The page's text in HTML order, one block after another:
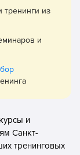
тренинги из
и
и
Санкт-
тренинговых